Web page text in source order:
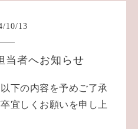
/10/13
当者へお知らせ
下の内容を予めご了承
宜しくお願いを申し上